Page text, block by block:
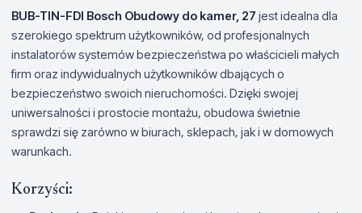
BUB-TIN-FDI Bosch Obudowy do kamer, 27 jest idealna dla
szerokiego spektrum użytkowników, od profesjonalnych
instalatorów systemów bezpieczeństwa po właścicieli małych
firm oraz indywidualnych użytkowników dbających o
bezpieczeństwo swoich nieruchomości. Dzięki swojej
uniwersalności i prostocie montażu, obudowa świetnie
sprawdzi się zarówno w biurach, sklepach, jak i w domowych
warunkach.
Korzyści: